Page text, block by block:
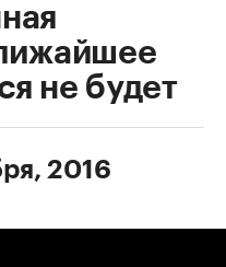
не будет
2016